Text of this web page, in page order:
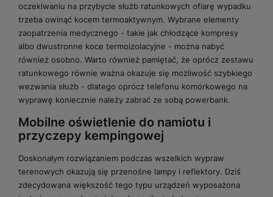
oczekiwaniu na przybycie służb ratunkowych ofiarę wypadku
trzeba owinąć kocem termoaktywnym. Wybrane elementy
zaopatrzenia medycznego - takie jak chłodzące kompresy
albo dwustronne koce termoizolacyjne - można nabyć
również osobno. Warto również pamiętać, że oprócz zestawu
ratunkowego równie ważna okazuje się możliwość szybkiego
wezwania służb - dlatego oprócz telefonu komórkowego na
wyprawę koniecznie należy zabrać ze sobą powerbank.
Mobilne oświetlenie do namiotu i
przyczepy kempingowej
Doskonałym rozwiązaniem podczas wszelkich wypraw
terenowych okazują się przenośne lampy i reflektory. Dziś
zdecydowana większość tego typu urządzeń wyposażona